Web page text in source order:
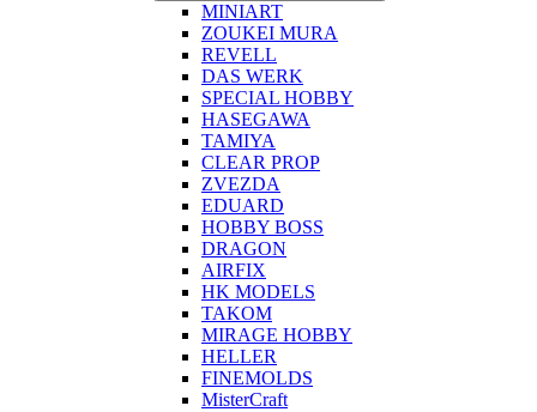
MINIART
ZOUKEI MURA
REVELL
DAS WERK
SPECIAL HOBBY
HASEGAWA
TAMIYA
CLEAR PROP
ZVEZDA
EDUARD
HOBBY BOSS
DRAGON
AIRFIX
HK MODELS
TAKOM
MIRAGE HOBBY
HELLER
FINEMOLDS
MisterCraft